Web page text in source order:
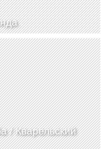
/ Кварельский